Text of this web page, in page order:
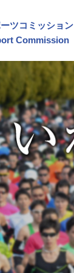
ツコミッション
Commission